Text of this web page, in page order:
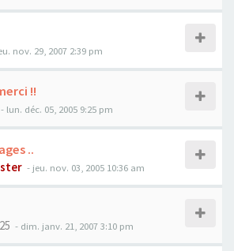
nov. 29, 2007 2:39 pm
!!
- lun. déc. 05, 2005 9:25 pm
..
- jeu. nov. 03, 2005 10:36 am
- dim. janv. 21, 2007 3:10 pm